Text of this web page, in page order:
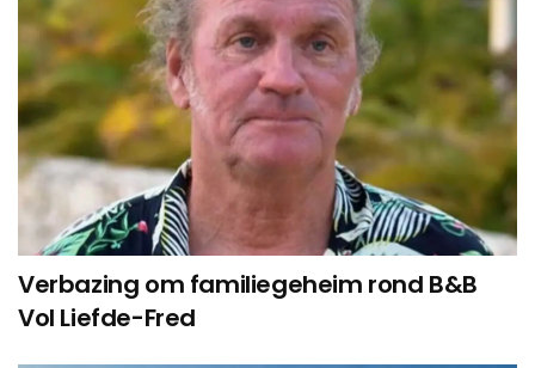
Verbazing om familiegeheim rond B&B
Vol Liefde-Fred